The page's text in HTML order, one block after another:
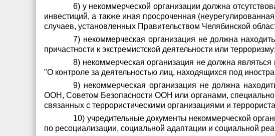
6) у некоммерческой организации должна
инвестиций, а также иная просроченная
случаев, установленных Правительством Челябинской
7) некоммерческая организация не должна
причастности к экстремистской деятельности или терроризму;
8) некоммерческая организация не должна
"О контроле за деятельностью лиц, находящихся под
9) некоммерческая организация не должна
ООН, Советом Безопасности ООН или органами,
связанных с террористическими организациями и
10) учредительные документы некоммерческой
по ресоциализации, социальной адаптации и социальной